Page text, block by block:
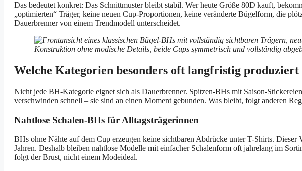
Das bedeutet konkret: Das Schnittmuster bleibt stabil. Wer heute Größe 80D kauft,
„optimierten“ Träger, keine neuen Cup-Proportionen, keine veränderte Bügelform, die
Dauerbrenner von einem Trendmodell unterscheidet.
Welche Kategorien besonders oft langfristig produziert
Nicht jede BH-Kategorie eignet sich als Dauerbrenner. Spitzen-BHs mit Saison-
verschwinden schnell – sie sind an einen Moment gebunden. Was bleibt, folgt anderen
Nahtlose Schalen-BHs für Alltagsträgerinnen
BHs ohne Nähte auf dem Cup erzeugen keine sichtbaren Abdrücke unter T-Shirts.
Jahren. Deshalb bleiben nahtlose Modelle mit einfacher Schalenform oft jahrelang im
folgt der Brust, nicht einem Modeideal.